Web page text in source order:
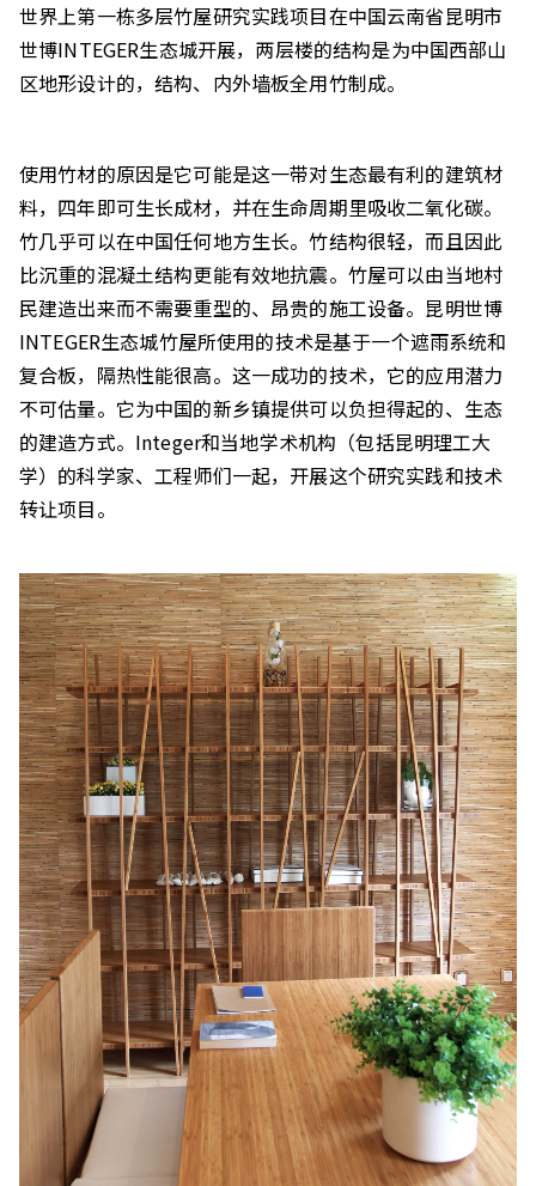
世界上第一栋多层竹屋研究实践项目在中国云南省昆明市
世博INTEGER生态城开展，两层楼的结构是为中国西部山
区地形设计的，结构、内外墙板全用竹制成。
使用竹材的原因是它可能是这一带对生态最有利的建筑材
料，四年即可生长成材，并在生命周期里吸收二氧化碳。
竹几乎可以在中国任何地方生长。竹结构很轻，而且因此
比沉重的混凝土结构更能有效地抗震。竹屋可以由当地村
民建造出来而不需要重型的、昂贵的施工设备。昆明世博
INTEGER生态城竹屋所使用的技术是基于一个遮雨系统和
复合板，隔热性能很高。这一成功的技术，它的应用潜力
不可估量。它为中国的新乡镇提供可以负担得起的、生态
的建造方式。Integer和当地学术机构（包括昆明理工大
学）的科学家、工程师们一起，开展这个研究实践和技术
转让项目。